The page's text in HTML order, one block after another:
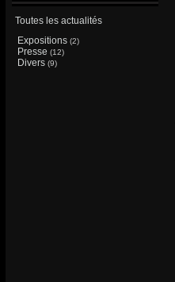
Toutes les actualités
Expositions (2)
Presse (12)
Divers (9)